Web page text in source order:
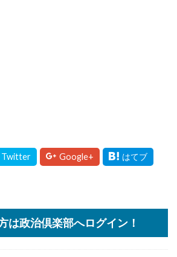
は政治倶楽部へログイン！